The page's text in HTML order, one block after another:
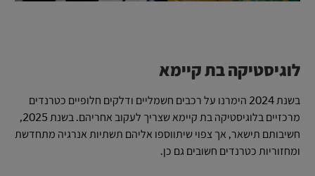
לוגיסטיקה בת קיימא
בשנת 2024 הימרנו על רכבים חשמליים ודלקים חלופיים כטרנדים
מרכזיים בלוגיסטיקה בת קיימא שצריך לעקוב אחריהם. בשנת 2025,
חשיבותם תישאר, אך צפוי שיתווספו אליהם תשתיות אנרגיה מתחדשת
ומחזוריות כטרנדים חשובים גם כן.